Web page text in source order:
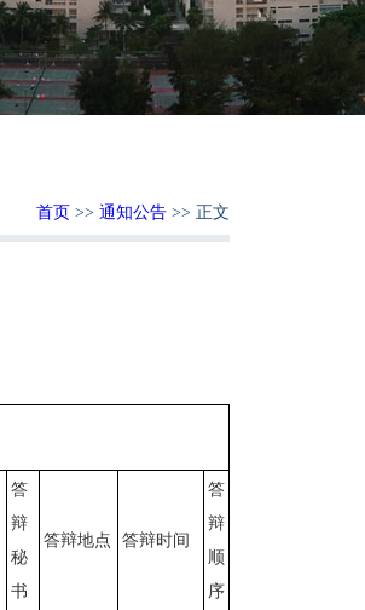
首页 >> 通知公告 >> 正文
答
辩
秘
书
答辩地点 答辩时间
答
辩
顺
序